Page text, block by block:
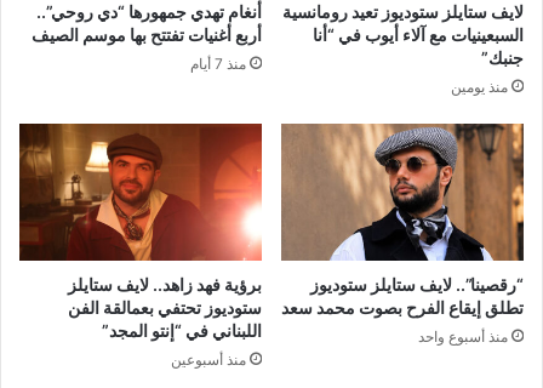
لايف ستايلز ستوديوز تعيد رومانسية
السبعينيات مع آلاء أيوب في “أنا
جنبك”
منذ يومين
أنغام تهدي جمهورها “دي روحي”..
أربع أغنيات تفتتح بها موسم الصيف
منذ 7 أيام
“رقصينا”.. لايف ستايلز ستوديوز
تطلق إيقاع الفرح بصوت محمد سعد
منذ أسبوع واحد
برؤية فهد زاهد.. لايف ستايلز
ستوديوز تحتفي بعمالقة الفن
اللبناني في “إنتو المجد”
منذ أسبوعين